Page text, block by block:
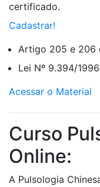
certificado.
Cadastrar!
Artigo 205 e 206
Lei Nº 9.394/
Acessar o Material
Curso
Online:
A Pulsologia